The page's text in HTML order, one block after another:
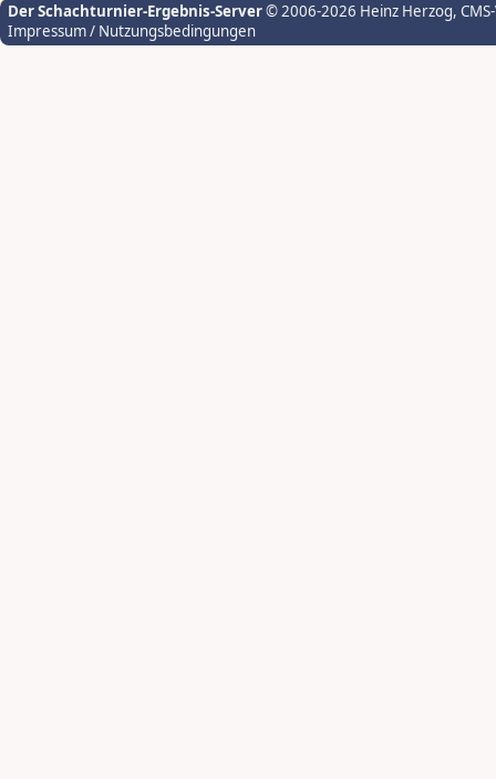
Der Schachturnier-Ergebnis-Server© 2006-2026 Heinz Herzog,
Impressum / Nutzungsbedingungen